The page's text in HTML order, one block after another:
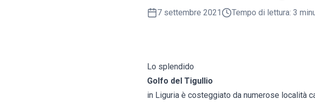
7 settembre 2021 Tempo di lettura: 3
Lo splendido
Golfo del Tigullio
in Liguria è costeggiato da numerose località